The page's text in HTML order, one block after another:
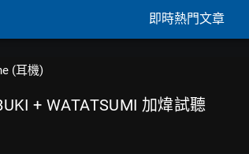
即時熱門文章
(耳機)
+ WATATSUMI 加煒試聽